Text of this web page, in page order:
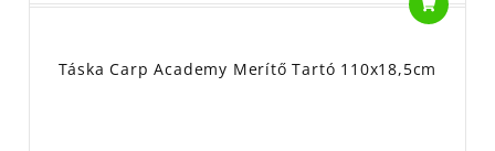
Táska Carp Academy Merítő Tartó 110x18,5cm